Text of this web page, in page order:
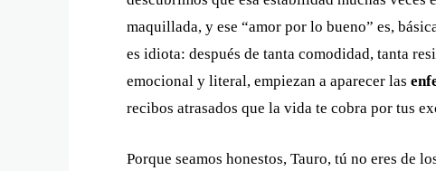
maquillada, y ese “amor por lo bueno” es,
es idiota: después de tanta comodidad, tanta
emocional y literal, empiezan a aparecer las
recibos atrasados que la vida te cobra por tus
Porque seamos honestos, Tauro, tú no eres de